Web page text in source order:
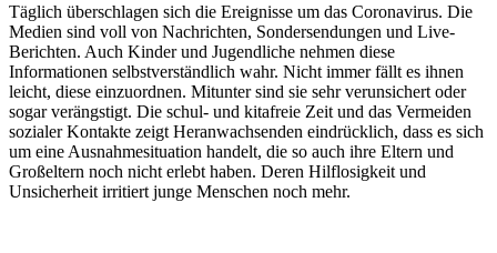
Täglich überschlagen sich die Ereignisse um das Coronavirus. Die
Medien sind voll von Nachrichten, Sondersendungen und Live-
Berichten. Auch Kinder und Jugendliche nehmen diese
Informationen selbstverständlich wahr. Nicht immer fällt es ihnen
leicht, diese einzuordnen. Mitunter sind sie sehr verunsichert oder
sogar verängstigt. Die schul- und kitafreie Zeit und das Vermeiden
sozialer Kontakte zeigt Heranwachsenden eindrücklich, dass es sich
um eine Ausnahmesituation handelt, die so auch ihre Eltern und
Großeltern noch nicht erlebt haben. Deren Hilflosigkeit und
Unsicherheit irritiert junge Menschen noch mehr.